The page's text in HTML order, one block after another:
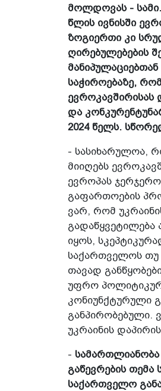
მოლდოვას -
წლის ივნისში
ზოგიერთი კი
ღირებულებების
საჭიროებაზე,
ევროკავშირისას
და
2024 წელს.
- სასიხარულოა,
მიიღებს
ევროპას
გაფართოების
ვარ, რომ
გადაწყვეტილება
იყოს,
საქართველოს თუ
თავად
უფრო
კონიუნქტურული
განპირობებული.
უკრაინის
-
გაწევრების
საქართველო